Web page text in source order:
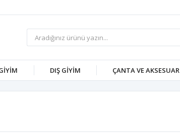
DIŞ GİYİM ÇANTA VE AKSESUAR